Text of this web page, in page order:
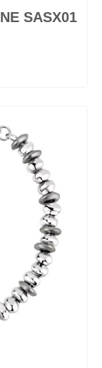
SASX01